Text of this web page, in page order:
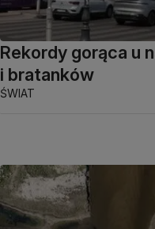
Rekordy gorąca u
i bratanków
ŚWIAT